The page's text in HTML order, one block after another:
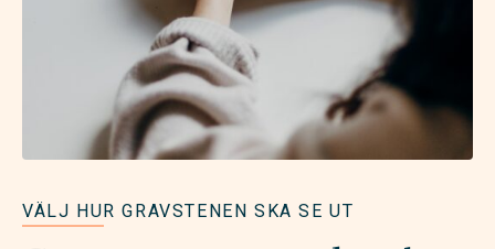
VÄLJ HUR GRAVSTENEN SKA SE UT